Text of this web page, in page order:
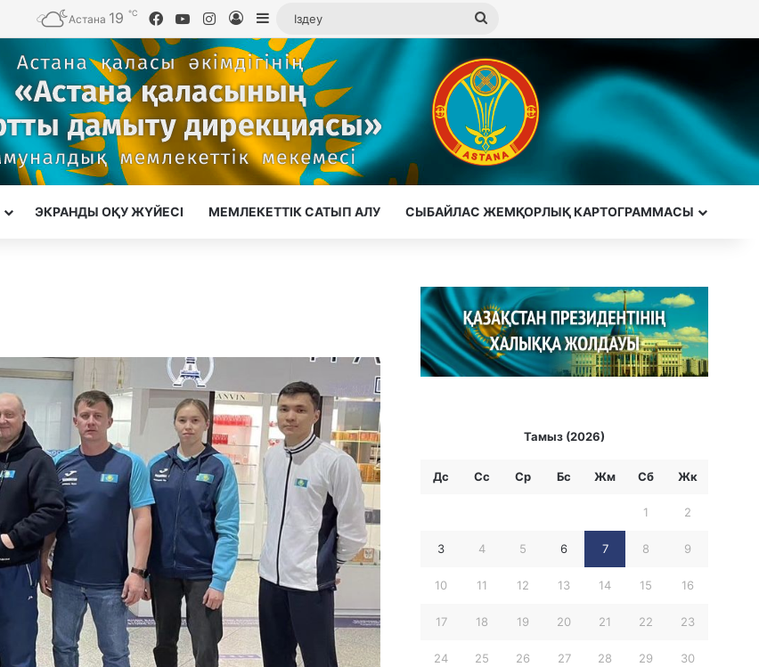
Астана 19 ℃ Facebook
YouTubeInstagram
Кіру Sidebar
ЭКРАНДЫ ОҚУ ЖҮЙЕСІ МЕМЛЕКЕТТІК САТЫП АЛУ СЫБАЙЛАС ЖЕМҚОРЛЫҚ КАРТОГРАММАСЫ
Тамыз (2026)
Дс Сс Ср Бc Жм Сб Жк
1 2
3 4 5 6 7 8 9
10 11 12 13 14 15 16
17 18 19 20 21 22 23
24 25 26 27 28 29 30